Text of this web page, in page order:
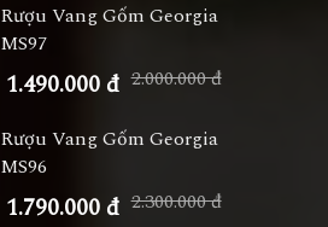
Rượu Vang Gốm Georgia
MS97
1.490.000 đ 2.000.000 đ
Rượu Vang Gốm Georgia
MS96
1.790.000 đ 2.300.000 đ